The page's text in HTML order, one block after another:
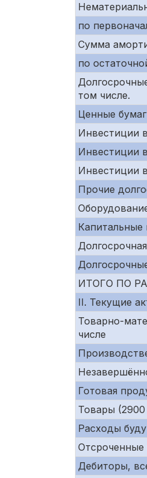
по
Сумма
по
том числе.
Ценные
Инвестиции
Инвестиции
Инвестиции
Прочие
Капитальные
ИТОГО ПО
II. Текущие
Товарно-
числе
Готовая
Товары
Расходы
Отсроченные
Дебиторы,